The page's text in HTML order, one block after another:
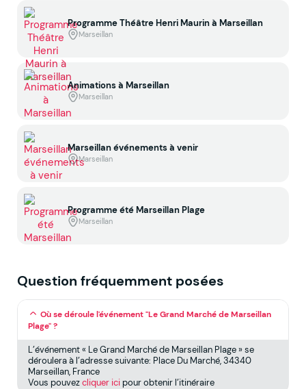
Programme Théâtre Henri Maurin à Marseillan
Marseillan
Animations à Marseillan
Marseillan
Marseillan événements à venir
Marseillan
Programme été Marseillan Plage
Marseillan
Question fréquemment posées
Où se déroule l'événement "Le Grand Marché de Marseillan
Plage" ?
L’événement « Le Grand Marché de Marseillan Plage » se
déroulera à l’adresse suivante: Place Du Marché, 34340
Marseillan, France
Vous pouvezcliquer icipour obtenir l’itinéraire